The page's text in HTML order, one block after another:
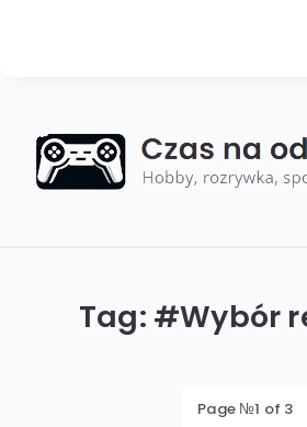
Tag: #Wybór
Page №1 of 3